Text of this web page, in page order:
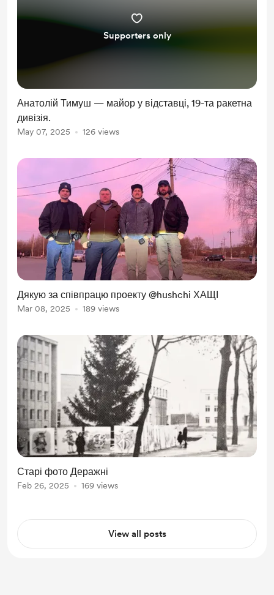
Supporters only
Анатолій Тимуш — майор у відставці, 19-та ракетна
дивізія.
May 07, 2025 126 views
Дякую за співпрацю проекту ‪@hushchi‬ ХАЩІ
Mar 08, 2025 189 views
Старі фото Деражні
Feb 26, 2025 169 views
View all posts